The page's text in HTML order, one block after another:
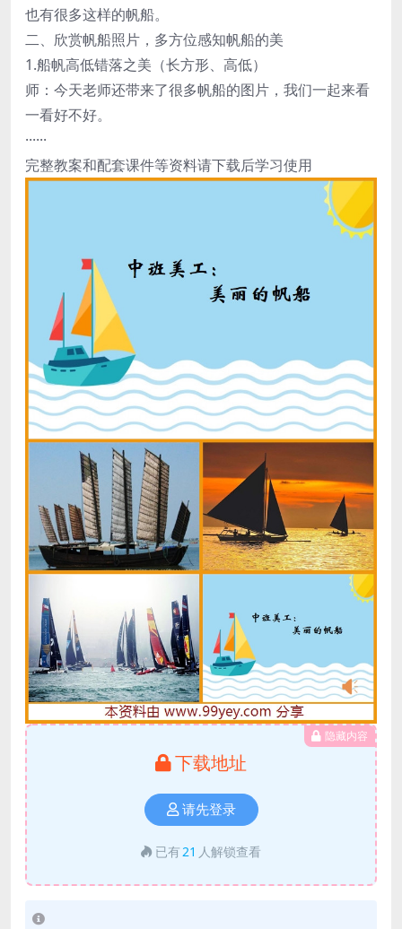
也有很多这样的帆船。
二、欣赏帆船照片，多方位感知帆船的美
1.船帆高低错落之美（长方形、高低）
师：今天老师还带来了很多帆船的图片，我们一起来看
一看好不好。
······
完整教案和配套课件等资料请下载后学习使用
隐藏内容
下载地址
请先登录
已有21 人解锁查看